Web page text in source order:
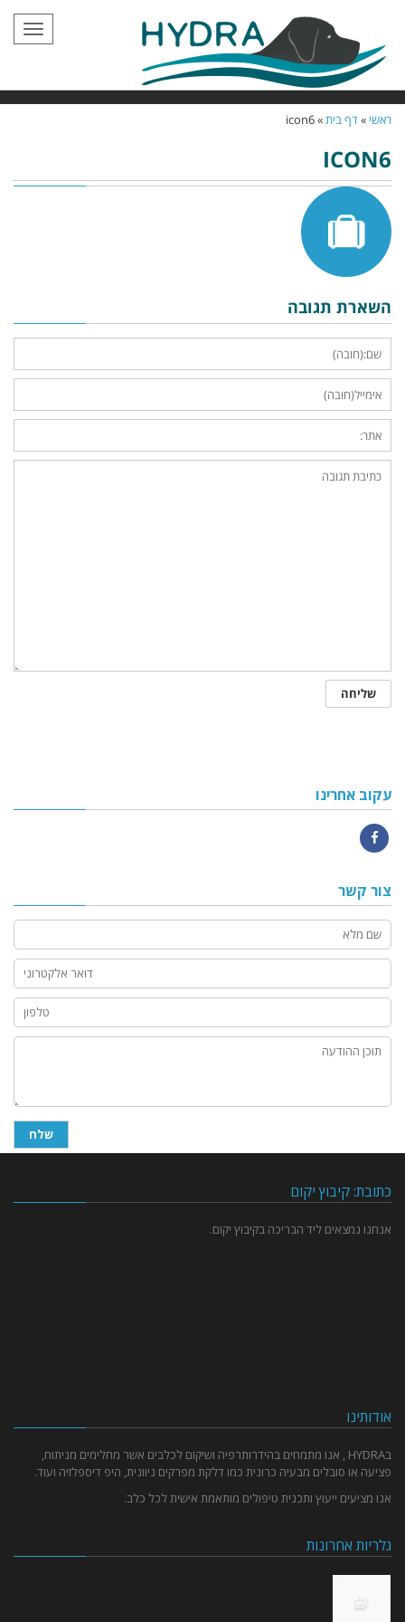
תפריט
ראשי »דף בית»
icon6
ICON6
השארת תגובה
עקוב אחרינו
צור קשר
כתובת: קיבוץ יקום
אנחנו נמצאים ליד הבריכה בקיבוץ יקום.
אודותינו
בHYDRA , אנו מתמחים בהידרותרפיה ושיקום לכלבים אשר מחלימים מניתוח,
פציעה או סובלים מבעיה כרונית כמו דלקת מפרקים ניוונית, היפ דיספלזיה ועוד.
אנו מציעים ייעוץ ותכנית טיפולים מותאמת אישית לכל כלב.
גלריות אחרונות